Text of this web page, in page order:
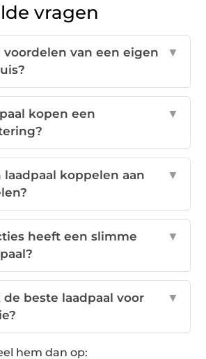
vragen
voordelen van een eigen
▼
kopen een
▼
laadpaal koppelen aan
▼
heeft een slimme
▼
de beste laadpaal voor
▼
hem dan op: